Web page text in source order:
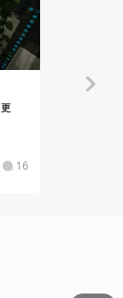
16